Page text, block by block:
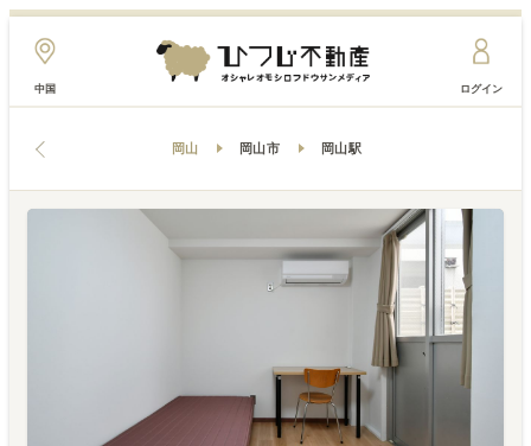
中国 ログイン
岡山 岡山市 岡山駅